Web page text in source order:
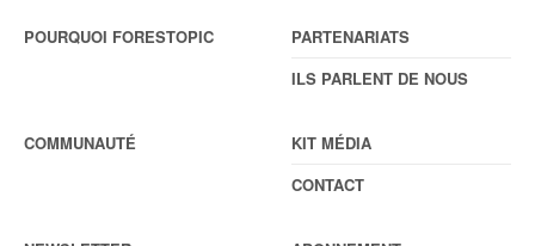
POURQUOI FORESTOPIC
PARTENARIATS
ILS PARLENT DE NOUS
COMMUNAUTÉ
KIT MÉDIA
CONTACT